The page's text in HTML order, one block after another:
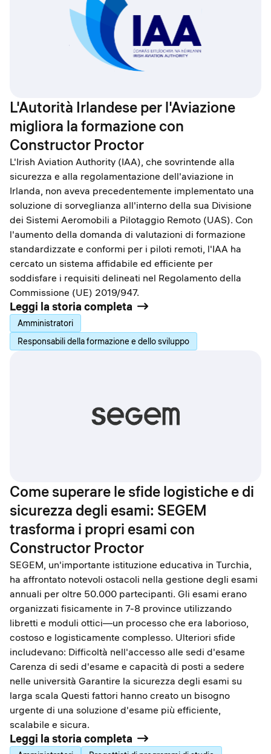
L'Autorità Irlandese per l'Aviazione
migliora la formazione con
Constructor Proctor
L'Irish Aviation Authority (IAA), che sovrintende alla
sicurezza e alla regolamentazione dell'aviazione in
Irlanda, non aveva precedentemente implementato una
soluzione di sorveglianza all'interno della sua Divisione
dei Sistemi Aeromobili a Pilotaggio Remoto (UAS). Con
l'aumento della domanda di valutazioni di formazione
standardizzate e conformi per i piloti remoti, l'IAA ha
cercato un sistema affidabile ed efficiente per
soddisfare i requisiti delineati nel Regolamento della
Commissione (UE) 2019/947.
Leggi la storia completa
Amministratori
Responsabili della formazione e dello sviluppo
Come superare le sfide logistiche e di
sicurezza degli esami: SEGEM
trasforma i propri esami con
Constructor Proctor
SEGEM, un'importante istituzione educativa in Turchia,
ha affrontato notevoli ostacoli nella gestione degli esami
annuali per oltre 50.000 partecipanti. Gli esami erano
organizzati fisicamente in 7-8 province utilizzando
libretti e moduli ottici—un processo che era laborioso,
costoso e logisticamente complesso. Ulteriori sfide
includevano: Difficoltà nell'accesso alle sedi d'esame
Carenza di sedi d'esame e capacità di posti a sedere
nelle università Garantire la sicurezza degli esami su
larga scala Questi fattori hanno creato un bisogno
urgente di una soluzione d'esame più efficiente,
scalabile e sicura.
Leggi la storia completa